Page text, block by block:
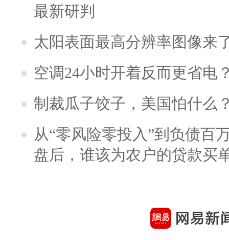
最新研判
太阳表面最高分辨率图像来
空调24小时开着反而更省电
制裁瓜子饺子，美国怕什么
从“零风险零投入”到负债百
盘后，谁该为农户的贷款买